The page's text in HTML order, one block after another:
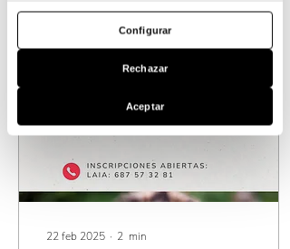
evento único en Cataluña: el
seminario “Lo que nadie te
ha enseñado sobre
mano de Cisne Negro
Academy . ¿Quién imparte el
seminario? El seminario lo
imparten Giorgia Crescenzi
22 feb 2025 ∙ 2 min
Configurar
Rechazar
Aceptar